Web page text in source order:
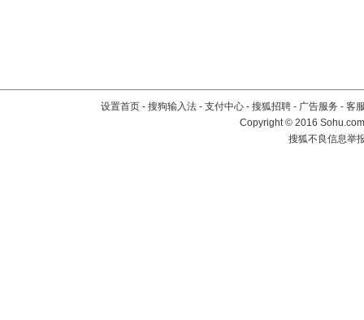
设置首页 - 搜狗输入法 - 支付中心 - 搜狐招聘 - 广告服务 - 客
Copyright©2016
搜狐不良信息举